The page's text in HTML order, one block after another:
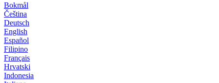
Bokmål
Čeština
Deutsch
English
Español
Filipino
Français
Hrvatski
Indonesia